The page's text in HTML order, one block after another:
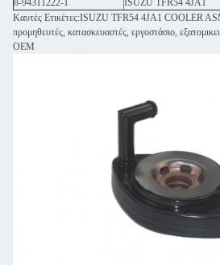
8-94311222-1
ISUZU TFR54 4JA1
Καυτές Ετικέτες:ISUZU TFR54 4JA1 COOLER
προμηθευτές, κατασκευαστές, εργοστάσιο,
OEM